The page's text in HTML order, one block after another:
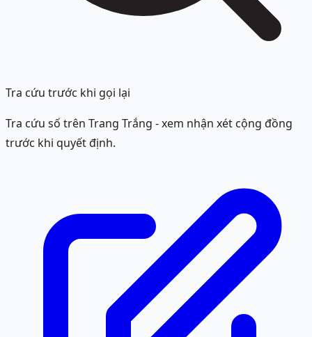
Tra cứu trước khi gọi lại
Tra cứu số trên Trang Trắng - xem nhận xét cộng đồng
trước khi quyết định.